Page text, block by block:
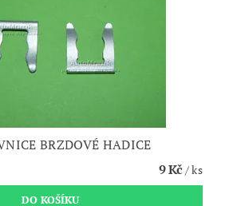
BRZDOVÉ HADICE
9 Kč/ ks